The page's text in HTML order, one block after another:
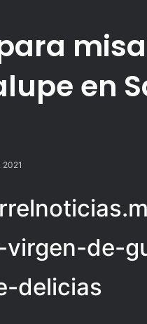
en
2021
de-
delicias